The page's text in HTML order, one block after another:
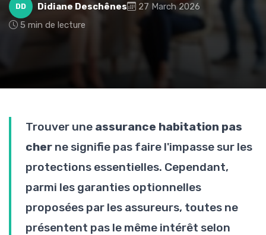
DD Didiane Deschênes
27 March 2026
5 min de lecture
Trouver une assurance habitation pas
cher ne signifie pas faire l'impasse sur les
protections essentielles. Cependant,
parmi les garanties optionnelles
proposées par les assureurs, toutes ne
présentent pas le même intérêt selon